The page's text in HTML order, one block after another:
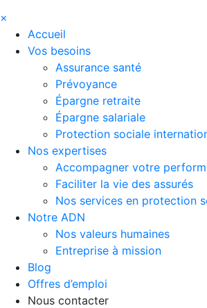
×
Accueil
Vos besoins
Assurance santé
Prévoyance
Épargne retraite
Épargne salariale
Protection sociale
Nos expertises
Accompagner votre
Faciliter la vie des assurés
Nos services en protection
Notre ADN
Nos valeurs humaines
Entreprise à mission
Blog
Offres d’emploi
Nous contacter